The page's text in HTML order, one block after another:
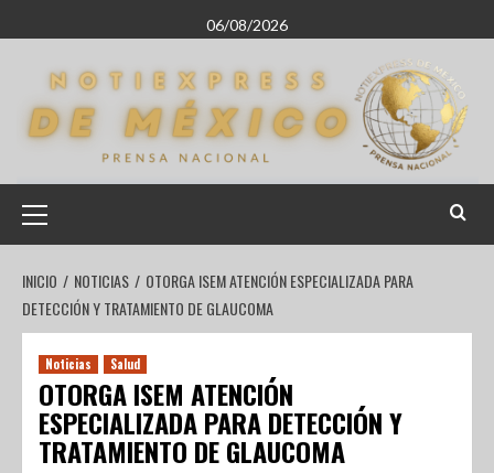
06/08/2026
INICIO NOTICIAS
OTORGA ISEM ATENCIÓN ESPECIALIZADA PARA
DETECCIÓN Y TRATAMIENTO DE GLAUCOMA
Noticias Salud
OTORGA ISEM ATENCIÓN
ESPECIALIZADA PARA DETECCIÓN Y
TRATAMIENTO DE GLAUCOMA